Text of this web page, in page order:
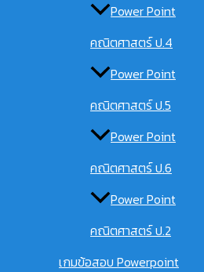
Power Point
คณิตศาสตร์ ป.4
Power Point
คณิตศาสตร์ ป.5
Power Point
คณิตศาสตร์ ป.6
Power Point
คณิตศาสตร์ ป.2
เกมข้อสอบ Powerpoint